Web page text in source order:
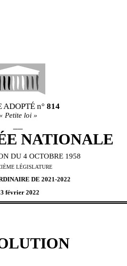
ADOPTÉ n° 814
Petite loi »
E NATIONALE
DU 4 OCTOBRE 1958
ÈME LÉGISLATURE
DE 2021-2022
février 2022